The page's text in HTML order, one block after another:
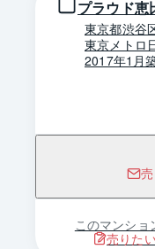
プラウド恵
東京都渋谷
東京メトロ
2017年1月
このマンショ
売りたい